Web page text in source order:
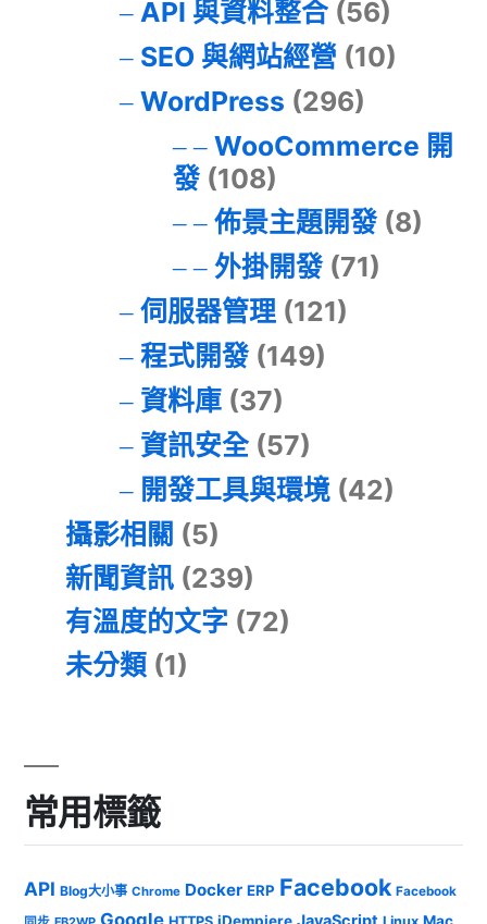
API 與資料整合(56)
SEO 與網站經營 (10)
WordPress (296)
WooCommerce 開
發(108)
佈景主題開發(8)
外掛開發(71)
伺服器管理(121)
程式開發(149)
資料庫(37)
資訊安全(57)
開發工具與環境(42)
攝影相關 (5)
新聞資訊 (239)
有溫度的文字 (72)
未分類 (1)
常用標籤
API Blog大小事 Chrome Docker ERP Facebook Facebook